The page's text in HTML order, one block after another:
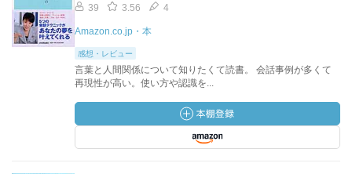
39 3.56 4
Amazon.co.jp・本
感想・レビュー
言葉と人間関係について知りたくて読書。 会話事例が多くて
再現性が高い。使い方や認識を...